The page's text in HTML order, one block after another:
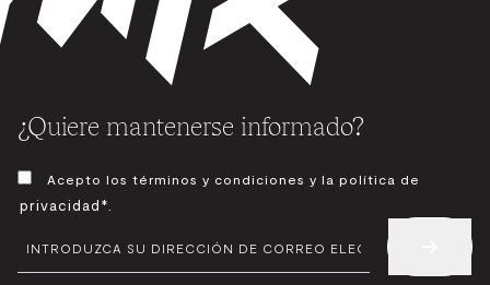
¿Quiere mantenerse informado?
CONSENTIMIENTO
Acepto los términos y condiciones y la política de
privacidad*
CORREO
ELECTRÓNICO